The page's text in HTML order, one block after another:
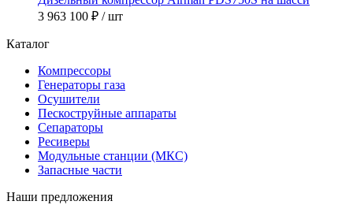
3 963 100 ₽ / шт
Каталог
Компрессоры
Генераторы газа
Осушители
Пескоструйные аппараты
Сепараторы
Ресиверы
Модульные станции (МКС)
Запасные части
Наши предложения